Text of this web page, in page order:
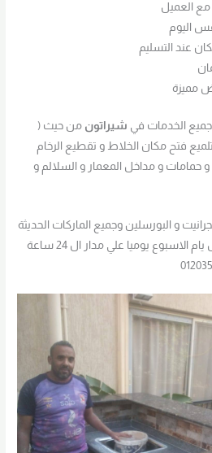
مع العميل
اليوم
عند التسليم
مميزة
الخدمات في شيراتون من حيث (
فتح مكان الخلاط و تقطيع الرخام
و مداخل المعمار و السلالم و
و البورسلين وجميع الماركات الحديثة
شركة المصطفي متاحة في كل يام الاسبوع يوميا علي مدار ال 24 ساعة